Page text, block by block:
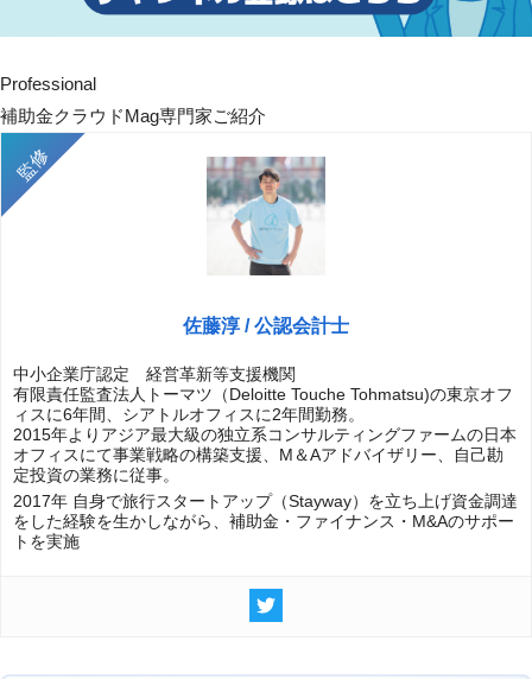
Professional
補助金クラウドMag専門家ご紹介
佐藤淳 / 公認会計士
中小企業庁認定 経営革新等支援機関
有限責任監査法人トーマツ（Deloitte Touche Tohmatsu)の東京オフ
ィスに6年間、シアトルオフィスに2年間勤務。
2015年よりアジア最大級の独立系コンサルティングファームの日本
オフィスにて事業戦略の構築支援、M＆Aアドバイザリー、自己勘
定投資の業務に従事。
2017年 自身で旅行スタートアップ（Stayway）を立ち上げ資金調達
をした経験を生かしながら、補助金・ファイナンス・M&Aのサポー
トを実施